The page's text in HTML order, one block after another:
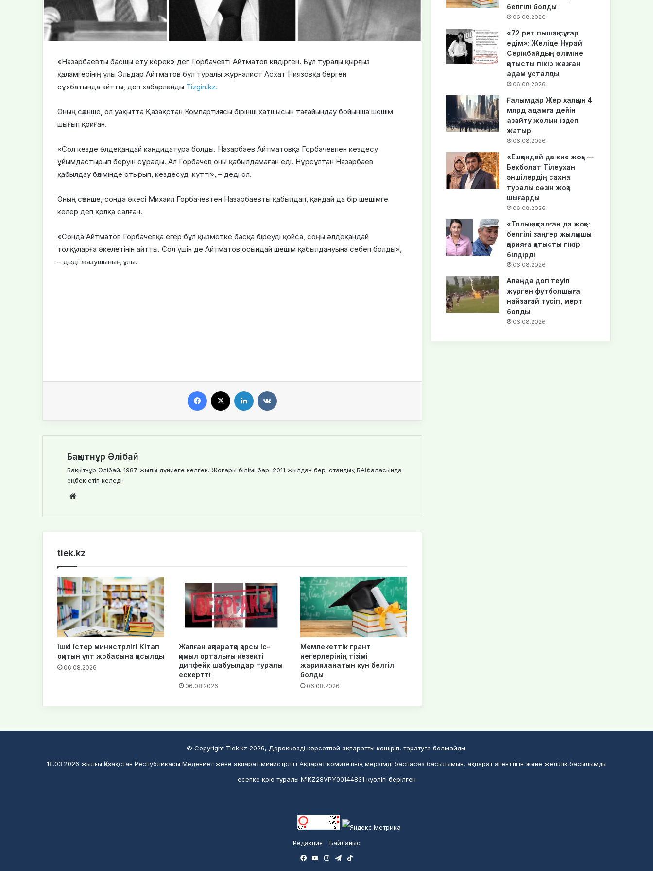
«Назарбаевты басшы ету керек» деп Горбачевті Айтматов көндірген. Бұл туралы қырғыз
қаламгерінің ұлы Эльдар Айтматов бұл туралы журналист Асхат Ниязовқа берген
сұхбатында айтты, деп хабарлайды Tizgin.kz.
Оның сөзінше, ол уақытта Қазақстан Компартиясы бірінші хатшысын тағайындау бойынша шешім
шығып қойған.
«Сол кезде әлдеқандай кандидатура болды. Назарбаев Айтматовқа Горбачевпен кездесу
ұйымдастырып беруін сұрады. Ал Горбачев оны қабылдамаған еді. Нұрсұлтан Назарбаев
қабылдау бөлімінде отырып, кездесуді күтті», – деді ол.
Оның сөзінше, сонда әкесі Михаил Горбачевтен Назарбаевты қабылдап, қандай да бір шешімге
келер деп қолқа салған.
«Сонда Айтматов Горбачевқа егер бұл қызметке басқа біреуді қойса, соңы әлдеқандай
толқуларға әкелетінін айтты. Сол үшін де Айтматов осындай шешім қабылдануына себеп болды»,
– деді жазушының ұлы.
Бақытнұр Әлібай
Бақытнұр Әлібай. 1987 жылы дүниеге келген. Жоғары білімі бар. 2011 жылдан бері отандық БАҚ саласында
еңбек етіп келеді
te
tiek.kz
Ішкі істер министрлігі Кітап
оқитын ұлт жобасына қосылды
06.08.2026
Жалған ақпаратқа қарсы іс-
қимыл орталығы кезекті
дипфейк шабуылдар туралы
ескертті
06.08.2026
Мемлекеттік грант
иегерлерінің тізімі
жарияланатын күн белгілі
болды
06.08.2026
белгілі болды
06.08.2026
«72 рет пышақ сұғар
едім»: Желіде Нұрай
Серікбайдың өліміне
қатысты пікір жазған
адам ұсталды
06.08.2026
Ғалымдар Жер халқын 4
млрд адамға дейін
азайту жолын іздеп
жатыр
06.08.2026
«Ешқандай да кие жоқ» —
Бекболат Тілеухан
әншілердің сахна
туралы сөзін жоққа
шығарды
06.08.2026
«Толық ақталған да жоқ»:
белгілі заңгер жылқышы
қарияға қатысты пікір
білдірді
06.08.2026
Алаңда доп теуіп
жүрген футболшыға
найзағай түсіп, мерт
болды
06.08.2026
© Copyright Tiek.kz 2026, Дереккөзді көрсетпей ақпаратты көшіріп, таратуға болмайды.
18.03.2026 жылғы Қазақстан Республикасы Мәдениет және ақпарат министрлігі Ақпарат комитетінің мерзімді баспасөз басылымын, ақпарат агенттігін және желілік басылымды
есепке қою туралы №KZ28VPY00144831 куәлігі берілген
Редакция
Байланыс
Facebook
YouTubeInstagram
Telegram
TikTok